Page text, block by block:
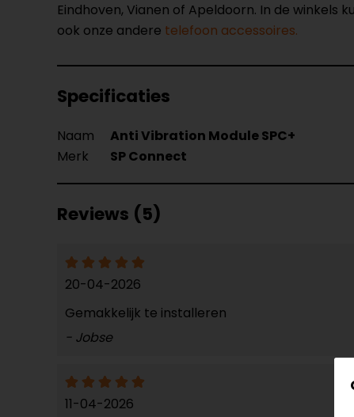
Eindhoven, Vianen of Apeldoorn. In de
ook onze andere telefoon accessoires.
Specificaties
Naam Anti Vibration Module SPC+
Merk
SP Connect
Reviews (5)
20-04-2026
Gemakkelijk te installeren
- Jobse
11-04-2026